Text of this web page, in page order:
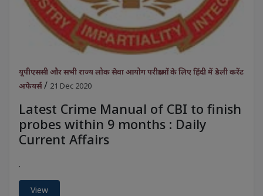
यूपीएससी और सभी राज्य लोक सेवा आयोग परीक्षाओं के लिए हिंदी में डेली करेंट
अफेयर्स/ 21 Dec 2020
Latest Crime Manual of CBI to finish
probes within 9 months : Daily
Current Affairs
.
View